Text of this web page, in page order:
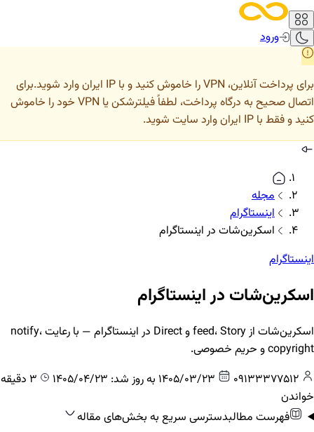
ورود
برای پرداخت آنلاین، VPN را خاموش کنید و با IP ایران وارد شوید.
برای
اتصال صحیح به درگاه پرداخت، لطفاً فیلترشکن یا VPN خود را خاموش
کنید و فقط با IP ایران وارد سایت شوید.
مجله
اینستاگرام
اسکرین‌شات در اینستاگرام
اینستاگرام
اسکرین‌شات در اینستاگرام
اسکرین‌شات از feed، Story و Direct در اینستاگرام — با رعایت notify،
copyright و حریم خصوصی.
به روز شد: 1405/04/23
3 دقیقه
خواندن
فهرست مطالبدسترسی سریع به بخش‌های مقاله